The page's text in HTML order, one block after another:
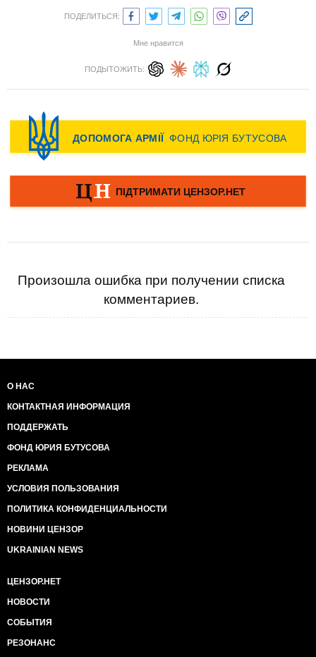
ПОДЕЛИТЬСЯ:
Мне нравится
ПОДЫТОЖИТЬ:
Произошла ошибка при получении списка
комментариев.
О НАС
КОНТАКТНАЯ ИНФОРМАЦИЯ
ПОДДЕРЖАТЬ
ФОНД ЮРИЯ БУТУСОВА
РЕКЛАМА
УСЛОВИЯ ПОЛЬЗОВАНИЯ
ПОЛИТИКА КОНФИДЕНЦИАЛЬНОСТИ
НОВИНИ ЦЕНЗОР
UKRAINIAN NEWS
ЦЕНЗОР.НЕТ
НОВОСТИ
СОБЫТИЯ
РЕЗОНАНС